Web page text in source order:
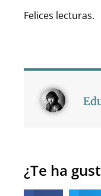
Felices lecturas.
¿Te ha